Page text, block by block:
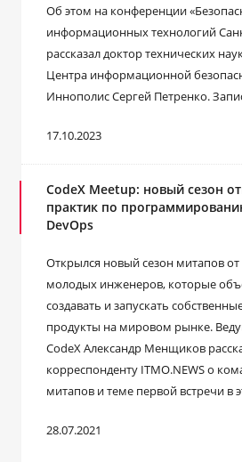
Об этом на конференции
информационных технологий
рассказал доктор технических
Центра информационной
Иннополис Сергей Петренко.
17.10.2023
CodeX Meetup: новый сезон
практик по
DevOps
Открылся новый сезон митапов
молодых инженеров, которые
создавать и запускать
продукты на мировом рынке.
CodeX Александр Менщиков
корреспонденту ITMO.NEWS о
митапов и теме первой встречи в
28.07.2021